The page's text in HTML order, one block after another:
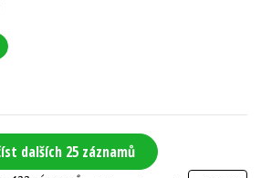
dalších 25 záznamů